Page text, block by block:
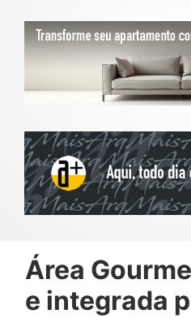
Área
e integrada